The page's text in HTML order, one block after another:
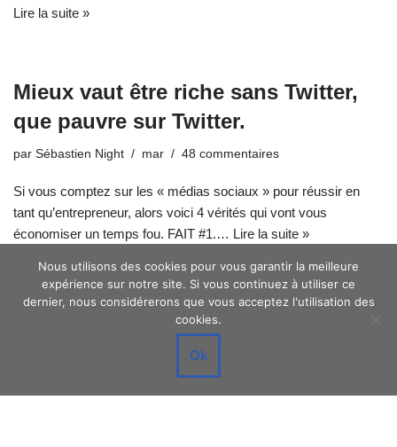
Lire la suite »
Mieux vaut être riche sans Twitter,
que pauvre sur Twitter.
par Sébastien Night mar 48 commentaires
Si vous comptez sur les « médias sociaux » pour réussir en
tant qu’entrepreneur, alors voici 4 vérités qui vont vous
économiser un temps fou. FAIT #1.… Lire la suite »
Nous utilisons des cookies pour vous garantir la meilleure
expérience sur notre site. Si vous continuez à utiliser ce
dernier, nous considérerons que vous acceptez l'utilisation des
cookies.
Ok